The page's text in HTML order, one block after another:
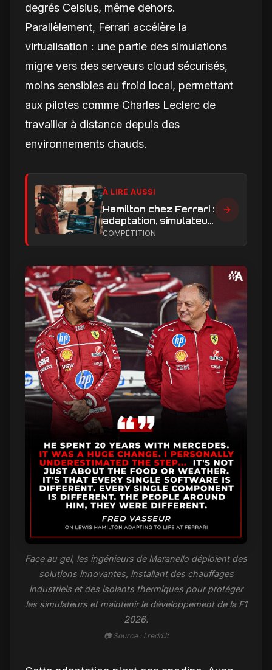
degrés Celsius, même dehors.
Parallèlement, Ferrari accélère la
virtualisation : une partie des simulations
migre vers des serveurs cloud sécurisés,
moins sensibles au froid local, permettant
aux pilotes comme Charles Leclerc de
travailler à distance depuis des
environnements chauds.
À LIRE AUSSI
Hamilton chez Ferrari :
adaptation, simulateur
et critiques, ce qui
COMPÉTITION
Face au gel, les ingénieurs de Maranello déploient des
solutions innovantes, installant des chauffages
industriels et des isolants thermiques pour protéger
les simulateurs et maintenir le développement de la F1
2026.
📷 Source : i.redd.it